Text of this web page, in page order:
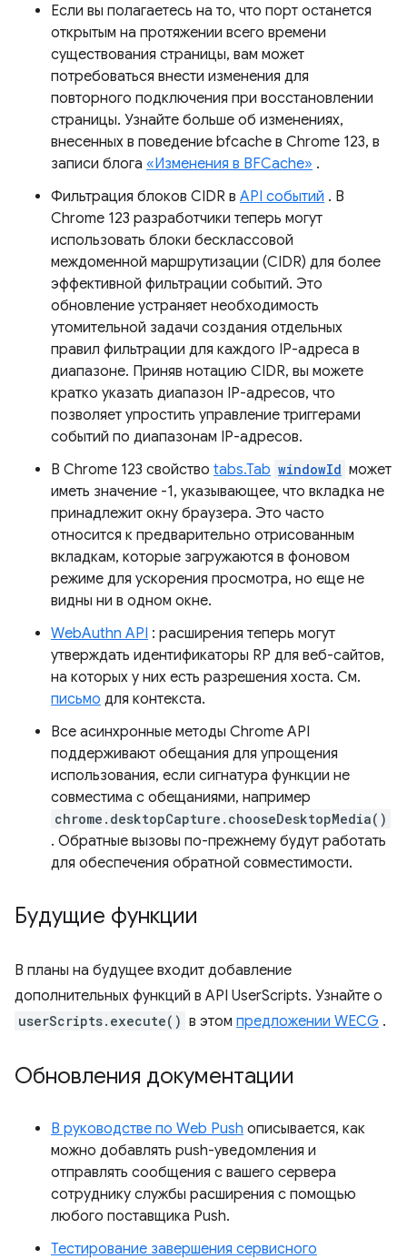
Если вы полагаетесь на то, что порт останется
открытым на протяжении всего времени
существования страницы, вам может
потребоваться внести изменения для
повторного подключения при восстановлении
страницы. Узнайте больше об изменениях,
внесенных в поведение bfcache в Chrome 123, в
записи блога «Изменения в BFCache» .
Фильтрация блоков CIDR в API событий . В
Chrome 123 разработчики теперь могут
использовать блоки бесклассовой
междоменной маршрутизации (CIDR) для более
эффективной фильтрации событий. Это
обновление устраняет необходимость
утомительной задачи создания отдельных
правил фильтрации для каждого IP-адреса в
диапазоне. Приняв нотацию CIDR, вы можете
кратко указать диапазон IP-адресов, что
позволяет упростить управление триггерами
событий по диапазонам IP-адресов.
В Chrome 123 свойство tabs.Tab windowId может
иметь значение -1, указывающее, что вкладка не
принадлежит окну браузера. Это часто
относится к предварительно отрисованным
вкладкам, которые загружаются в фоновом
режиме для ускорения просмотра, но еще не
видны ни в одном окне.
WebAuthn API : расширения теперь могут
утверждать идентификаторы RP для веб-сайтов,
на которых у них есть разрешения хоста. См.
письмо для контекста.
Все асинхронные методы Chrome API
поддерживают обещания для упрощения
использования, если сигнатура функции не
совместима с обещаниями, например
chrome.desktopCapture.chooseDesktopMedia()
. Обратные вызовы по-прежнему будут работать
для обеспечения обратной совместимости.
Будущие функции
В планы на будущее входит добавление
дополнительных функций в API UserScripts. Узнайте о
userScripts.execute() в этом предложении WECG .
Обновления документации
В руководстве по Web Push описывается, как
можно добавлять push-уведомления и
отправлять сообщения с вашего сервера
сотруднику службы расширения с помощью
любого поставщика Push.
Тестирование завершения сервисного